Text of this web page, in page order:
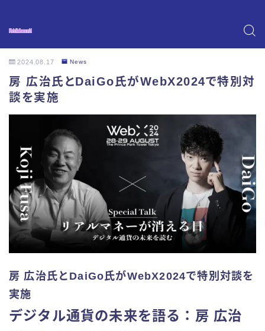
2024.08.17 News
房 広治氏とDaiGo氏がWebX2024で特別対
談を実施
房 広治氏とDaiGo氏がWebX2024で特別対談を
実施
デジタル通貨の未来を語る：房 広治